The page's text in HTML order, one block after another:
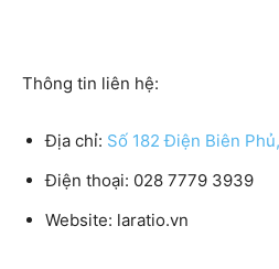
Thông tin liên hệ:
Địa chỉ: Số 182 Điện Biên
Điện thoại: 028 7779 3939
Website: laratio.vn